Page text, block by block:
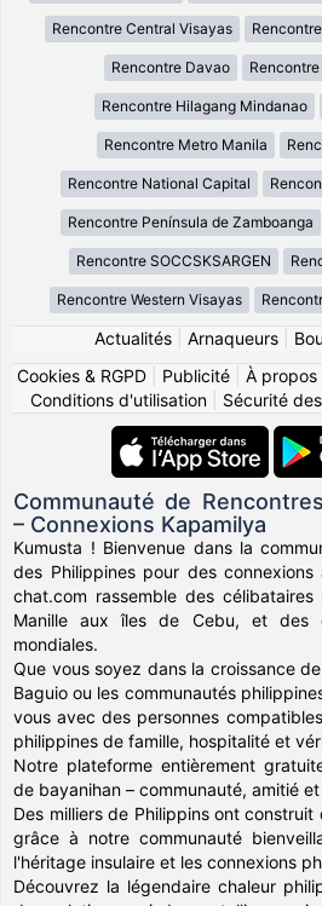
Rencontre Central Visayas
Rencontre Davao
Rencontre Hilagang Mindanao
Rencontre Metro Manila
Rencontre National Capital
Rencontre Península de Zamboanga
Rencontre SOCCSKSARGEN
Rencontre Western Visayas
Actualités| Arnaqueurs|
Cookies & RGPD
Publicité À propos
Conditions d'utilisation| Sécurité
Communauté de
– Connexions Kapamilya
Kumusta ! Bienvenue dans la
des Philippines pour des connexions
chat.com rassemble des
Manille aux îles de Cebu, et des
mondiales.
Que vous soyez dans la croissance
Baguio ou les communautés
vous avec des personnes
philippines de famille, hospitalité et
Notre plateforme entièrement
de bayanihan – communauté, amitié
Des milliers de Philippins ont
grâce à notre communauté
l'héritage insulaire et les connexions
Découvrez la légendaire chaleur